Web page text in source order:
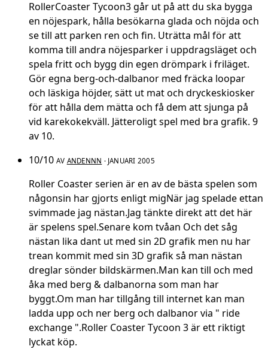
RollerCoaster Tycoon3 går ut på att du ska bygga
en nöjespark, hålla besökarna glada och nöjda och
se till att parken ren och fin. Uträtta mål för att
komma till andra nöjesparker i uppdragsläget och
spela fritt och bygg din egen drömpark i friläget.
Gör egna berg-och-dalbanor med fräcka loopar
och läskiga höjder, sätt ut mat och dryckeskiosker
för att hålla dem mätta och få dem att sjunga på
vid karekokekväll. Jätteroligt spel med bra grafik. 9
av 10.
10/10 AV ANDENNN · JANUARI 2005
Roller Coaster serien är en av de bästa spelen som
någonsin har gjorts enligt migNär jag spelade ettan
svimmade jag nästan.Jag tänkte direkt att det här
är spelens spel.Senare kom tvåan Och det såg
nästan lika dant ut med sin 2D grafik men nu har
trean kommit med sin 3D grafik så man nästan
dreglar sönder bildskärmen.Man kan till och med
åka med berg & dalbanorna som man har
byggt.Om man har tillgång till internet kan man
ladda upp och ner berg och dalbanor via " ride
exchange ".Roller Coaster Tycoon 3 är ett riktigt
lyckat köp.